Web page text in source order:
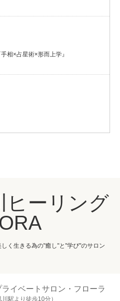
手相×占星術×形而上学』
ヒーリング
く生きる為の"癒し"と"学び"のサロン
イベートサロン・フローラ
駅より徒歩10分）